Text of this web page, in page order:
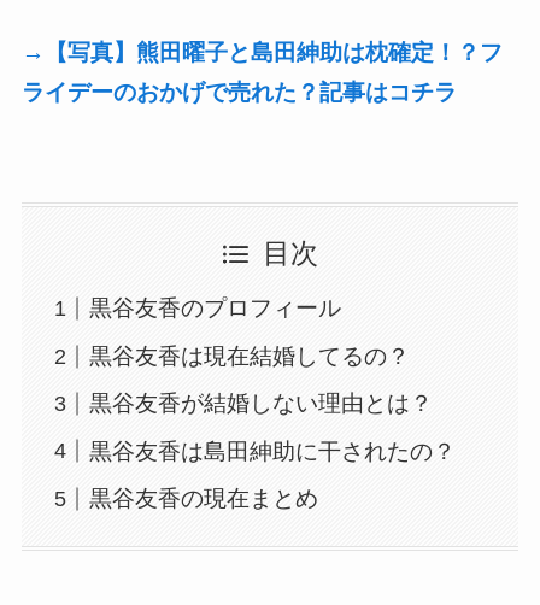
→【写真】熊田曜子と島田紳助は枕確定！？フ
ライデーのおかげで売れた？記事はコチラ
目次
黒谷友香のプロフィール
黒谷友香は現在結婚してるの？
黒谷友香が結婚しない理由とは？
黒谷友香は島田紳助に干されたの？
黒谷友香の現在まとめ